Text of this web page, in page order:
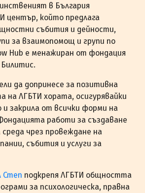
в България
център, който предлага
събития и дейности,
за взаимопомощ и групи по
Hub е менажиран от фондация
Билитис.
да допринесе за позитивна
на ЛГБТИ хората, осигурявайки
и закрила от всички форми на
работи за създаване
чрез провеждане на
събития и услуги за
Степ подкрепя ЛГБТИ общността
за психологическа, правна